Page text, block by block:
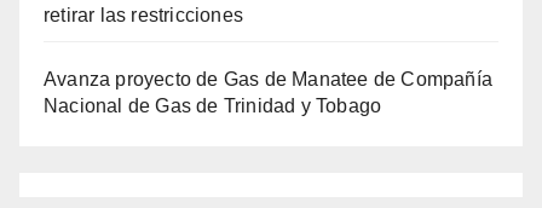
retirar las restricciones
Avanza proyecto de Gas de Manatee de Compañía
Nacional de Gas de Trinidad y Tobago